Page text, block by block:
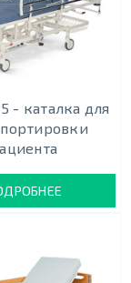
- каталка для